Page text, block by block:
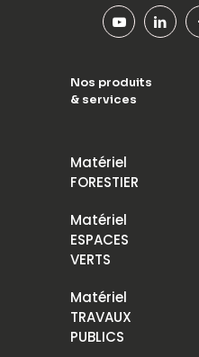
Nos produits
& services
Matériel
FORESTIER
Matériel
ESPACES
VERTS
Matériel
TRAVAUX
PUBLICS